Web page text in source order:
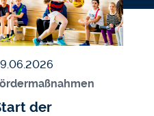
am
der